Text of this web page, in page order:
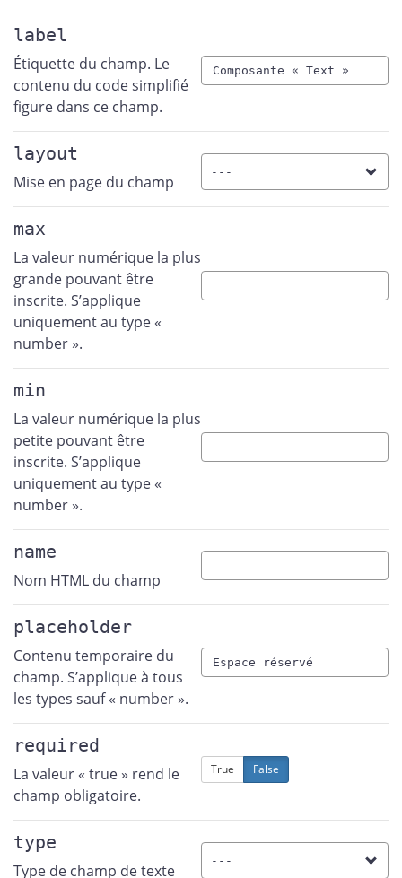
label
Étiquette du champ. Le
contenu du code simplifié
figure dans ce champ.
layout
Mise en page du champ
max
La valeur numérique la plus
grande pouvant être
inscrite. S’applique
uniquement au type «
number ».
min
La valeur numérique la plus
petite pouvant être
inscrite. S’applique
uniquement au type «
number ».
name
Nom HTML du champ
placeholder
Contenu temporaire du
champ. S’applique à tous
les types sauf « number ».
required
La valeur « true » rend le
champ obligatoire.
True False
type
Type de champ de texte